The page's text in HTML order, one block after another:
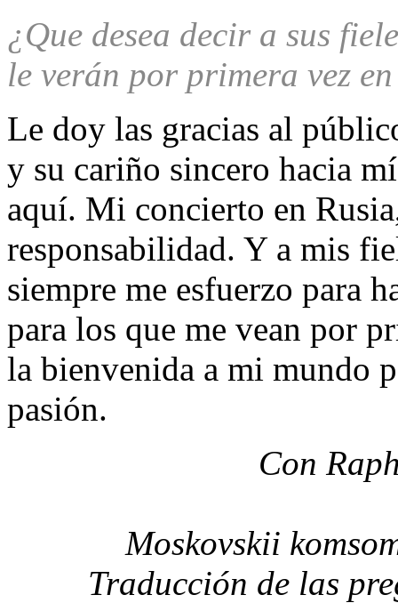
¿Que desea decir a sus
le verán por primera vez
Le doy las gracias al
y su cariño sincero hacia
aquí. Mi concierto en
responsabilidad. Y a mis
siempre me esfuerzo para
para los que me vean por
la bienvenida a mi mundo
pasión.
Con
Moskovskii
Traducción de las